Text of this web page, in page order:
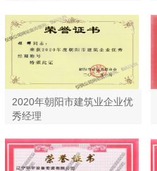
2020年朝阳市建筑业企业优
秀经理